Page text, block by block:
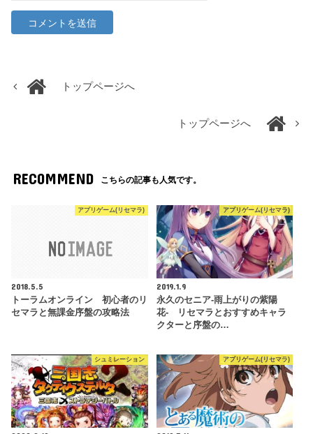
トップページへ
トップページへ
RECOMMEND こちらの記事も人気です。
アプリゲーム(リセマラ)
2018.5.5
トーラムオンライン 初心者のリ
セマラと無課金序盤の攻略法
アプリゲーム(リセマラ)
2019.1.9
永久のセニア‐雨上がりの紫陽
花‐ リセマラとおすすめキャラ
クターと序盤の…
シュミレーション アプリゲーム(リセマラ)